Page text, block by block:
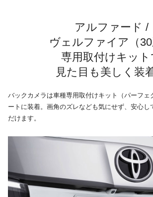
アルファード /
ヴェルファイア（30
専用取付けキット
見た目も美しく装着
バックカメラは車種専用取付けキット（パーフェ
ートに装着。画角のズレなども気にせず、安心し
だけます。